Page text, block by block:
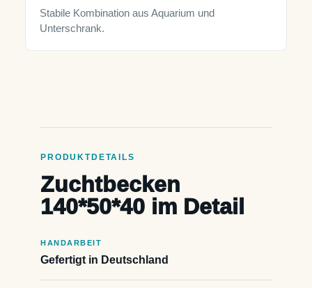
Stabile Kombination aus Aquarium und
Unterschrank.
PRODUKTDETAILS
Zuchtbecken
140*50*40 im Detail
HANDARBEIT
Gefertigt in Deutschland